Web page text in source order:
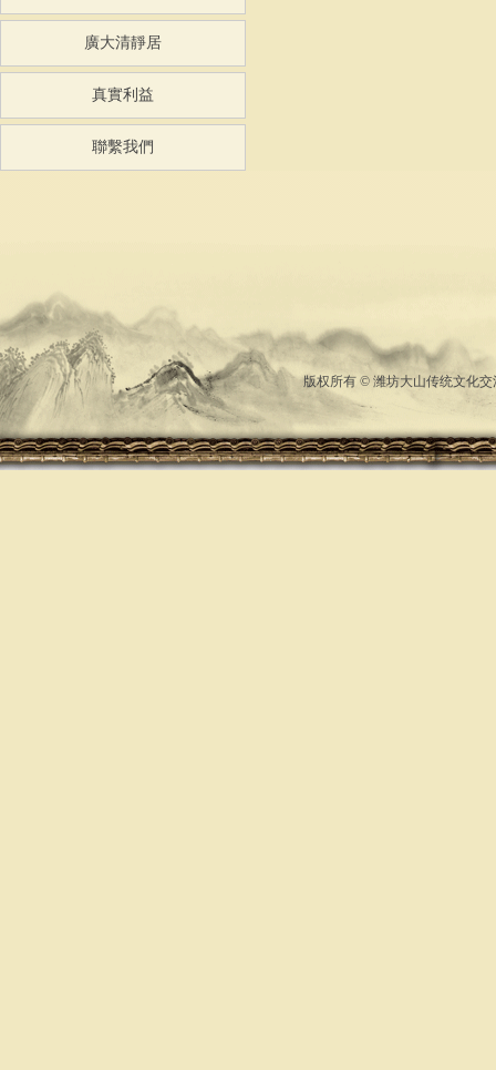
廣大清靜居
真實利益
聯繫我們
版权所有 © 潍坊大山传统文化交